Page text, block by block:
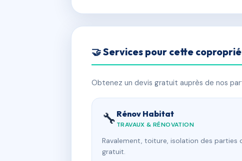
🤝 Services pour cette
Obtenez un devis gratuit auprès de nos
🔧 Rénov Habitat
TRAVAUX & RÉNOVATION
Ravalement, toiture, isolation des parties
gratuit.